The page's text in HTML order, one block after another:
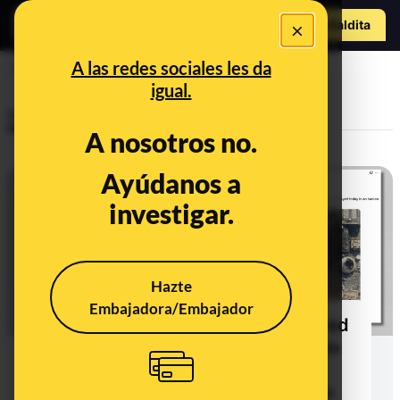
×
A las redes sociales les da
igual.
A nosotros no.
Ayúdanos a
investigar.
Hazte
Embajadora/Embajador
Hazte Maldita
De canales estatales iraníes a la red
de propaganda rusa Pravda: cómo
Irán, Rusia o EEUU difunden